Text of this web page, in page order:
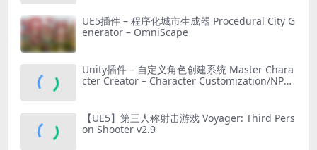
UE5插件 – 程序化城市生成器 Procedural City G
enerator – OmniScape
Unity插件 – 自定义角色创建系统 Master Chara
cter Creator – Character Customization/NPC
【UE5】第三人称射击游戏 Voyager: Third Pers
on Shooter v2.9